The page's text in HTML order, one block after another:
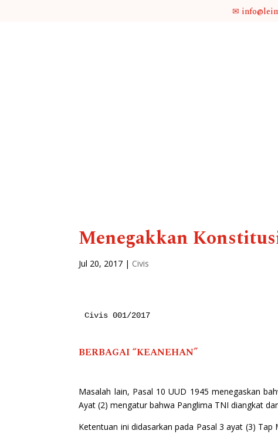
✉
Menegakkan
Jul 20, 2017 | Civis
Civis 001/2017
BERBAGAI “KEANEHAN”
Masalah lain, Pasal 10 UUD 1945 menegaskan
Ayat (2) mengatur bahwa Panglima TNI diangkat
Ketentuan ini didasarkan pada Pasal 3 ayat (3)